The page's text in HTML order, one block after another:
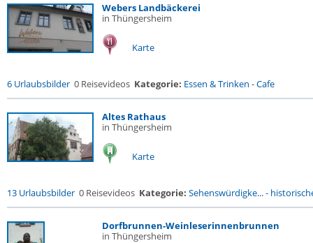
Webers Landbäckerei
in Thüngersheim
Karte
6 Urlaubsbilder 0 Reisevideos Kategorie: Essen & Trinken -Cafe
Altes Rathaus
in Thüngersheim
Karte
13 Urlaubsbilder 0 Reisevideos Kategorie: Sehenswürdigke...-
Dorfbrunnen-Weinleserinnenbrunnen
in Thüngersheim